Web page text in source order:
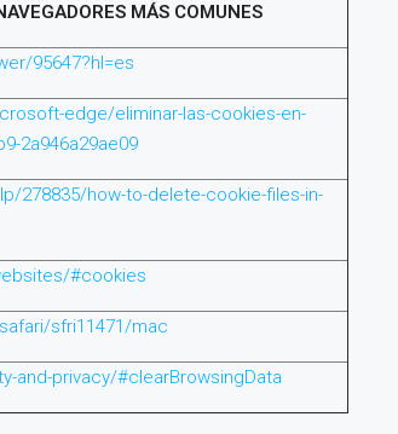
MÁS COMUNES
95647?hl=es
edge/eliminar-las-cookies-en-
2a946a29ae09
278835/how-to-delete-cookie-files-in-
#cookies
sfri11471/mac
privacy/#clearBrowsingData